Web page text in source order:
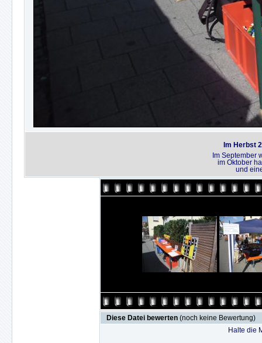
Im Herbst
Im September
im Oktober
und
Diese Datei bewerten (noch keine Bewertung)
Halte die